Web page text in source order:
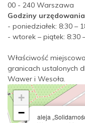
00 - 240 Warszawa
Godziny
- poniedziałek: 8:30 –
- wtorek – piątek: 8:30
Właściwość
granicach ustalonych
Wawer i Wesoła.
aleja
+
−